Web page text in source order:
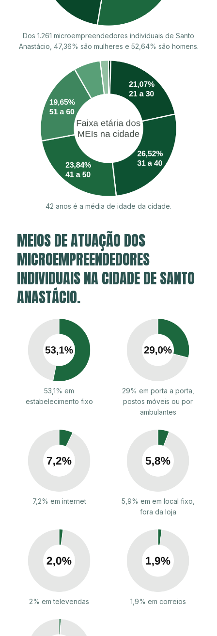
Dos 1.261 microempreendedores individuais de Santo
Anastácio, 47,36% são mulheres e 52,64% são homens.
42 anos é a média de idade da cidade.
MEIOS DE ATUAÇÃO DOS
MICROEMPREENDEDORES
INDIVIDUAIS NA CIDADE DE SANTO
ANASTÁCIO.
53,1% em
estabelecimento fixo
29% em porta a porta,
postos móveis ou por
ambulantes
7,2% em internet
5,9% em em local fixo,
fora da loja
2% em televendas 1,9% em correios